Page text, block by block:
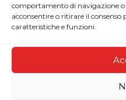
comportamento di navigazione o
acconsentire o ritirare il
caratteristiche e funzioni.